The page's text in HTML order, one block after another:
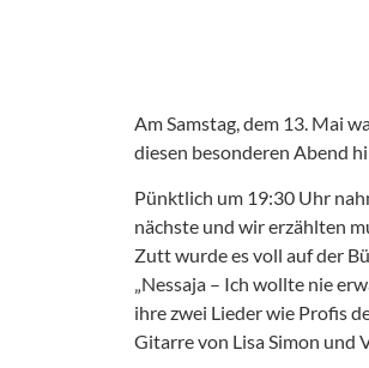
Am Samstag, dem 13. Mai
diesen besonderen Abend
Pünktlich um 19:30 Uhr
nächste und wir erzählten
Zutt wurde es voll auf der
„Nessaja – Ich wollte nie
ihre zwei Lieder wie Profis
Gitarre von Lisa Simon und